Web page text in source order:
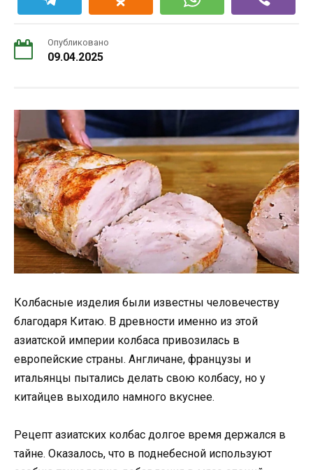
Опубликовано
09.04.2025
Колбасные изделия были известны человечеству
благодаря Китаю. В древности именно из этой
азиатской империи колбаса привозилась в
европейские страны. Англичане, французы и
итальянцы пытались делать свою колбасу, но у
китайцев выходило намного вкуснее.
Рецепт азиатских колбас долгое время держался в
тайне. Оказалось, что в поднебесной используют